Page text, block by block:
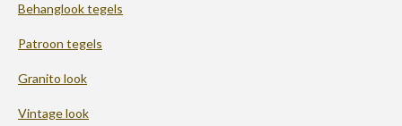
Behanglook tegels
Patroon tegels
Granito look
Vintage look